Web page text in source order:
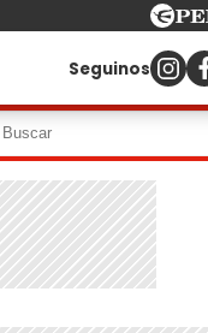
Seguinos